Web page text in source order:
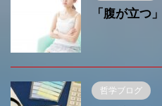
「腹が立つ
哲学ブログ